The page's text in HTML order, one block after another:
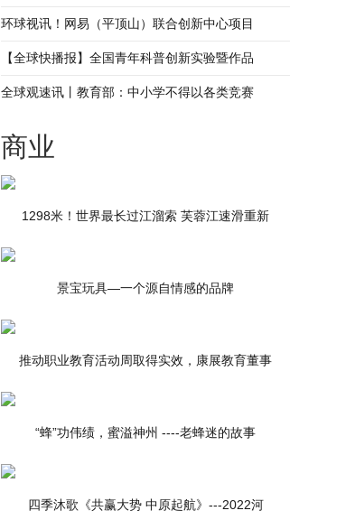
环球视讯！网易（平顶山）联合创新中心项目
【全球快播报】全国青年科普创新实验暨作品
全球观速讯丨教育部：中小学不得以各类竞赛
商业
1298米！世界最长过江溜索 芙蓉江速滑重新
景宝玩具—一个源自情感的品牌
推动职业教育活动周取得实效，康展教育董事
“蜂”功伟绩，蜜溢神州 ----老蜂迷的故事
四季沐歌《共赢大势 中原起航》---2022河